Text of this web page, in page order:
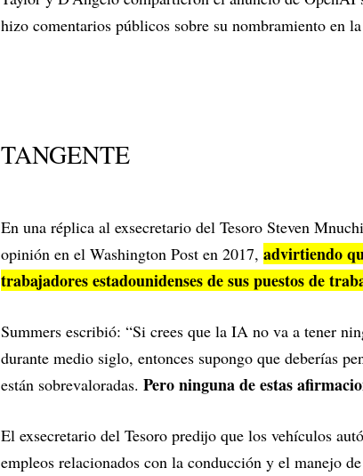
hizo comentarios públicos sobre su nombramiento en
TANGENTE
En una réplica al exsecretario del Tesoro Steven
opinión en el Washington Post en 2017, advirtiendo
trabajadores estadounidenses de sus puestos de
Summers escribió: “Si crees que la IA no va a tener
durante medio siglo, entonces supongo que deberías
están sobrevaloradas. Pero ninguna de estas
El exsecretario del Tesoro predijo que los vehículos
empleos relacionados con la conducción y el manejo